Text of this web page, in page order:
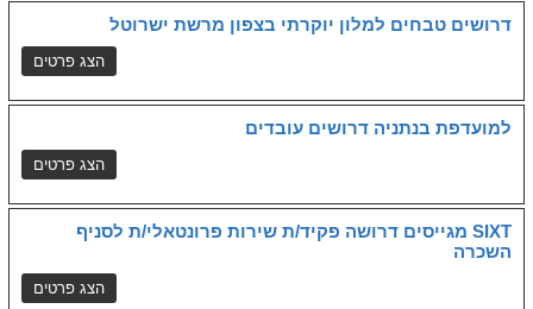
דרושים טבחים למלון יוקרתי בצפון מרשת ישרוטל
למועדפת בנתניה דרושים עובדים
SIXT מגייסים דרושה פקיד/ת שירות פרונטאלי/ת לסניף
השכרה